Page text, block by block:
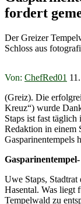
fordert
Der Greizer
Schloss aus
Von: ChefRed01
(Greiz). Die
Kreuz“) wurde
Staps ist fast
Redaktion in einem
Gasparinentempels
Uwe Staps,
Hasental. Was liegt
Tempelwald zu